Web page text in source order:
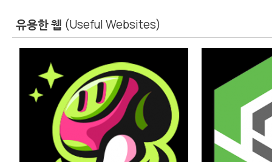
유용한 웹 (Useful Websites)